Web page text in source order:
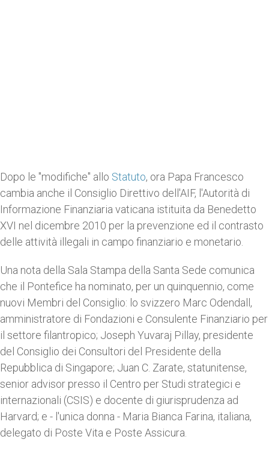
Dopo le "modifiche" allo Statuto, ora Papa Francesco
cambia anche il Consiglio Direttivo dell'AIF, l'Autorità di
Informazione Finanziaria vaticana istituita da Benedetto
XVI nel dicembre 2010 per la prevenzione ed il contrasto
delle attività illegali in campo finanziario e monetario.
Una nota della Sala Stampa della Santa Sede comunica
che il Pontefice ha nominato, per un quinquennio, come
nuovi Membri del Consiglio: lo svizzero Marc Odendall,
amministratore di Fondazioni e Consulente Finanziario per
il settore filantropico; Joseph Yuvaraj Pillay, presidente
del Consiglio dei Consultori del Presidente della
Repubblica di Singapore; Juan C. Zarate, statunitense,
senior advisor presso il Centro per Studi strategici e
internazionali (CSIS) e docente di giurisprudenza ad
Harvard; e - l'unica donna - Maria Bianca Farina, italiana,
delegato di Poste Vita e Poste Assicura.